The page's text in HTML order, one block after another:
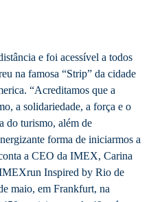
e foi acessível a todos
na famosa “Strip” da cidade
“Acreditamos que a
a solidariedade, a força e o
do turismo, além de
forma de iniciarmos a
a CEO da IMEX, Carina
Inspired by Rio de
maio, em Frankfurt, na